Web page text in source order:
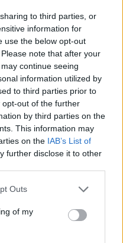
to third parties, or
information for
use the below opt-out
note that after your
continue seeing
information utilized by
to third parties prior to
out of the further
by third parties on the
This information may
on the IAB’s List of
further disclose it to other
one or more Google
You may click to
its third-party tags to
in below Google
Outs
of my
és a jelentős
javulásnak köszönhetően
1-2 éve nem látott